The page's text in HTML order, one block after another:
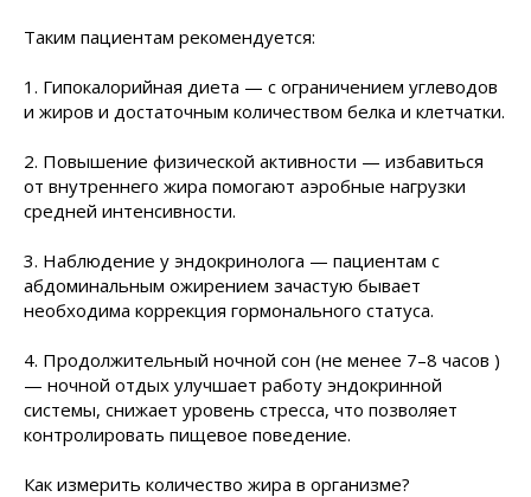
Таким пациентам рекомендуется:
1. Гипокалорийная диета — c ограничением углеводов
и жиров и достаточным количеством белка и клетчатки.
2. Повышение физической активности — избавиться
от внутреннего жира помогают аэробные нагрузки
средней интенсивности.
3. Наблюдение у эндокринолога — пациентам с
абдоминальным ожирением зачастую бывает
необходима коррекция гормонального статуса.
4. Продолжительный ночной сон (не менее 7–8 часов )
— ночной отдых улучшает работу эндокринной
системы, снижает уровень стресса, что позволяет
контролировать пищевое поведение.
Как измерить количество жира в организме?